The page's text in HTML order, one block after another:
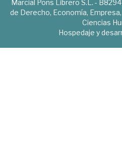
Marcial Pons Librero S.L. -
de Derecho, Economía,
Ciencias
Hospedaje y